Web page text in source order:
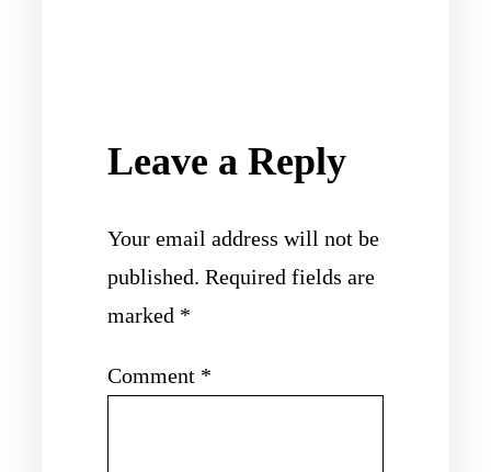
Leave a Reply
Your email address will not be
published. Required fields are
marked *
Comment *